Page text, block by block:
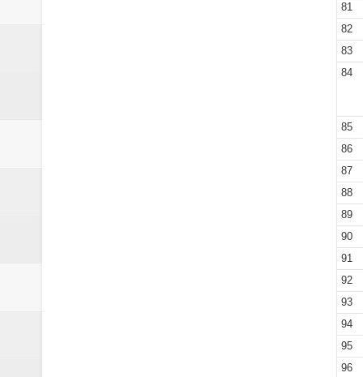
81
82
83
84
85
86
87
88
89
90
91
92
93
94
95
96